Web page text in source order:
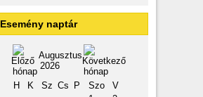
Esemény naptár
Augusztus
2026
H
K Sz Cs P Szo
V